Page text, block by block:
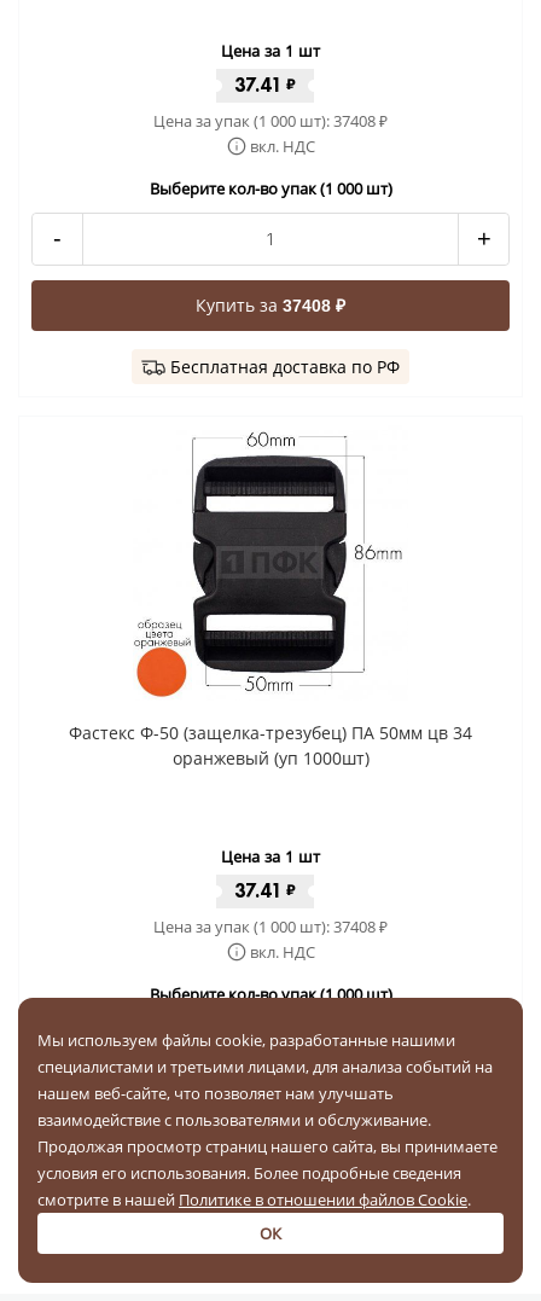
Цена за 1 шт
37.41 ₽
Цена за упак (1 000 шт):37408₽
вкл. НДС
Выберите кол-во упак (1 000 шт)
- +
Купить за 37408 ₽
Бесплатная доставка по РФ
Фастекс Ф-50 (защелка-трезубец) ПА 50мм цв 34
оранжевый (уп 1000шт)
Цена за 1 шт
37.41 ₽
Цена за упак (1 000 шт):37408₽
вкл. НДС
Выберите кол-во упак (1 000 шт)
-
37408 ₽
Бесплатная доставка по РФ
2
Мы используем файлы cookie, разработанные нашими
специалистами и третьими лицами, для анализа событий на
нашем веб-сайте, что позволяет нам улучшать
взаимодействие с пользователями и обслуживание.
Продолжая просмотр страниц нашего сайта, вы принимаете
условия его использования. Более подробные сведения
смотрите в нашей Политике в отношении файлов Cookie.
ОК